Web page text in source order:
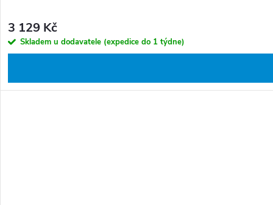
3 129 Kč
Skladem u dodavatele (expedice do 1 týdne)